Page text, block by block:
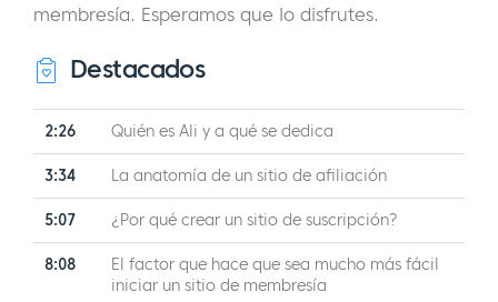
membresía. Esperamos que lo disfrutes.
Destacados
2:26 Quién es Ali y a qué se dedica
3:34 La anatomía de un sitio de afiliación
5:07 ¿Por qué crear un sitio de suscripción?
8:08
El factor que hace que sea mucho más fácil
iniciar un sitio de membresía